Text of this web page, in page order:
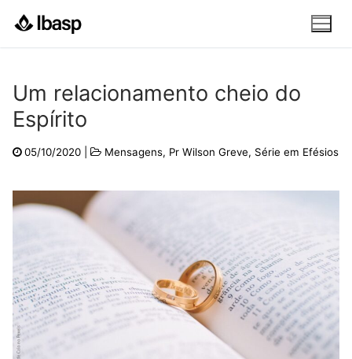
para
Um relacionamento cheio do
Espírito
05/10/2020 Mensagens, Pr Wilson Greve, Série em Efésios